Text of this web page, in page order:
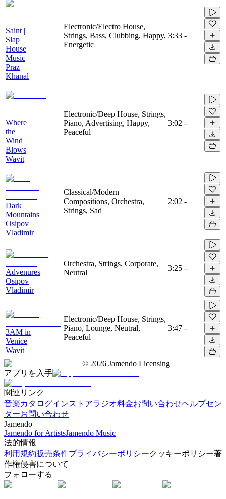
Saint |
Slap
House
Music
Praz
Khanal
Electronic/Electro House,
Strings, Bass, Clubbing, Happy,
Energetic
3:33 -
Where
the
Wind
Blows
Wavit
Electronic/Deep House, Strings,
Piano, Advertising, Happy,
Peaceful
3:02 -
Dark
Mountains
Osipov
Vladimir
Classical/Modern
Compositions, Orchestra,
Strings, Sad
2:02 -
Advenures
Osipov
Vladimir
Orchestra, Strings, Corporate,
Neutral
3:25 -
3AM in
Venice
Wavit
Electronic/Deep House, Strings,
Piano, Lounge, Neutral,
Peaceful
3:47 -
© 2026 Jamendo Licensing
アプリを入手
関連リンク
音楽カタログインストアラジオ料金お問い合わせヘルプセン
ターお問い合わせ
Jamendo
Jamendo for ArtistsJamendo Music
法的情報
利用規約販売条件プライバシーポリシークッキーポリシー著
作権侵害について
フォローする